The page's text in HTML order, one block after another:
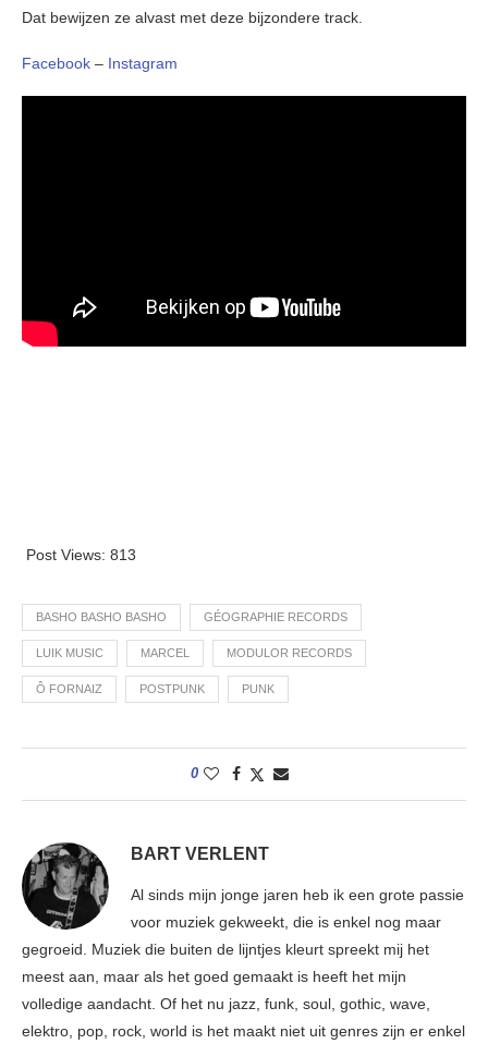
Dat bewijzen ze alvast met deze bijzondere track.
Facebook – Instagram
Post Views: 813
BASHO BASHO BASHO GÉOGRAPHIE RECORDS
LUIK MUSIC MARCEL MODULOR RECORDS
Ô FORNAIZ POSTPUNK PUNK
0
BART VERLENT
Al sinds mijn jonge jaren heb ik een grote passie
voor muziek gekweekt, die is enkel nog maar
gegroeid. Muziek die buiten de lijntjes kleurt spreekt mij het
meest aan, maar als het goed gemaakt is heeft het mijn
volledige aandacht. Of het nu jazz, funk, soul, gothic, wave,
elektro, pop, rock, world is het maakt niet uit genres zijn er enkel